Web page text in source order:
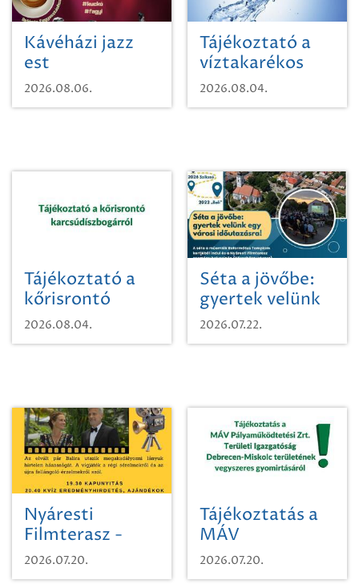
Kávéházi jazz
est
2026.08.06.
Tájékoztató a
víztakarékos
vízhasználatról
2026.08.04.
Tájékoztató a
kőrisrontó
karcsúdíszbogárról
2026.08.04.
Séta a jövőbe:
gyertek velünk
egy városi
időutazásra!
2026.07.22.
Nyáresti
Filmterasz -
Beugró a
Paradicsomba
2026.07.20.
Tájékoztatás a
MÁV
Pályaműködtetési
Zrt. Területi
2026.07.20.